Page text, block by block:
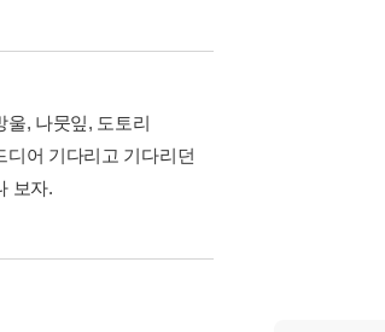
, 나뭇잎, 도토리
디어 기다리고 기다리던
보자.